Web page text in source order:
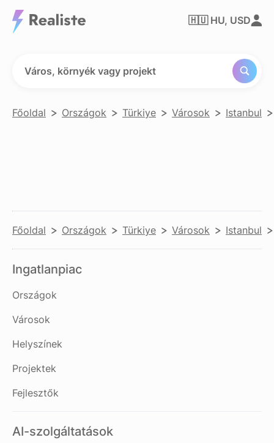
🇭🇺 HU, USD
Város, környék vagy projekt
Főoldal Országok Türkiye Városok Istanbul
Főoldal Országok Türkiye Városok Istanbul
Ingatlanpiac
Országok
Városok
Helyszínek
Projektek
Fejlesztők
AI-szolgáltatások